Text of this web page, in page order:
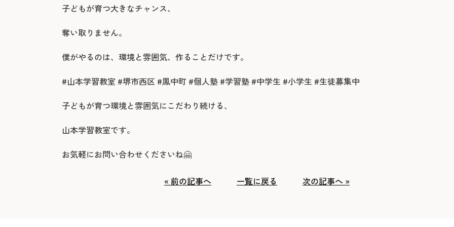
子どもが育つ大きなチャンス、
奪い取りません。
僕がやるのは、環境と雰囲気、作ることだけです。
#山本学習教室 #堺市西区 #鳳中町 #個人塾 #学習塾 #中学生 #小学生 #生徒募集中
子どもが育つ環境と雰囲気にこだわり続ける、
山本学習教室です。
お気軽にお問い合わせくださいね🤗
« 前の記事へ 一覧に戻る 次の記事へ »